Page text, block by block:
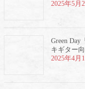
2025年5月
Green Day
キギター
2025年4月